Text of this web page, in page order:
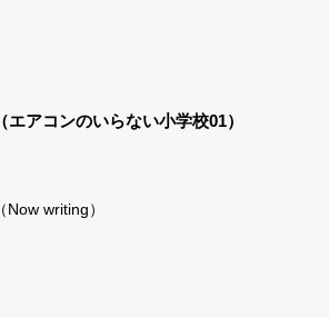
（エアコンのいらない小学校01）
（Now writing）